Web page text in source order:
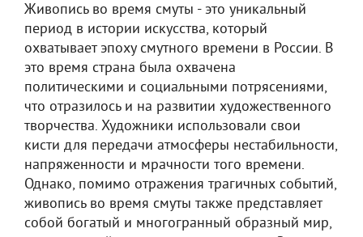
Живопись во время смуты - это уникальный
период в истории искусства, который
охватывает эпоху смутного времени в России. В
это время страна была охвачена
политическими и социальными потрясениями,
что отразилось и на развитии художественного
творчества. Художники использовали свои
кисти для передачи атмосферы нестабильности,
напряженности и мрачности того времени.
Однако, помимо отражения трагичных событий,
живопись во время смуты также представляет
собой богатый и многогранный образный мир,